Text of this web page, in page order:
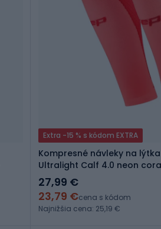
Extra -15 % s kódom EXTRA
Kompresné návleky na lýtka
Ultralight Calf 4.0 neon
27,99 €
23,79 €cena s kódom
Najnižšia cena: 25,19 €